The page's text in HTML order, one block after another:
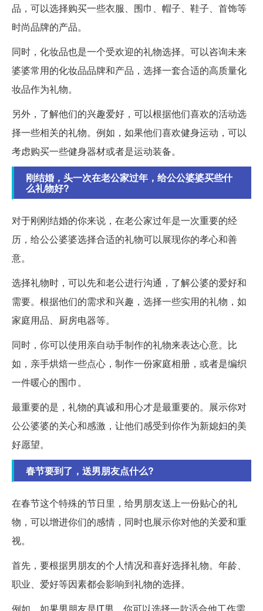
品，可以选择购买一些衣服、围巾、帽子、鞋子、首饰等
时尚品牌的产品。
同时，化妆品也是一个受欢迎的礼物选择。可以咨询未来
婆婆常用的化妆品品牌和产品，选择一套合适的高质量化
妆品作为礼物。
另外，了解他们的兴趣爱好，可以根据他们喜欢的活动选
择一些相关的礼物。例如，如果他们喜欢健身运动，可以
考虑购买一些健身器材或者是运动装备。
刚结婚，头一次在老公家过年，给公公婆婆买些什
么礼物好?
对于刚刚结婚的你来说，在老公家过年是一次重要的经
历，给公公婆婆选择合适的礼物可以展现你的孝心和善
意。
选择礼物时，可以先和老公进行沟通，了解公婆的爱好和
需要。根据他们的需求和兴趣，选择一些实用的礼物，如
家庭用品、厨房电器等。
同时，你可以使用亲自动手制作的礼物来表达心意。比
如，亲手烘焙一些点心，制作一份家庭相册，或者是编织
一件暖心的围巾。
最重要的是，礼物的真诚和用心才是最重要的。展示你对
公公婆婆的关心和感激，让他们感受到你作为新媳妇的美
好愿望。
春节要到了，送男朋友点什么?
在春节这个特殊的节日里，给男朋友送上一份贴心的礼
物，可以增进你们的感情，同时也展示你对他的关爱和重
视。
首先，要根据男朋友的个人情况和喜好选择礼物。年龄、
职业、爱好等因素都会影响到礼物的选择。
例如，如果男朋友是IT男，你可以选择一款适合他工作需